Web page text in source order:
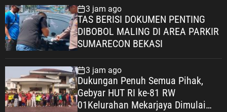
Tanah
3 jam ago
TAS BERISI DOKUMEN PENTING
DIBOBOL MALING DI AREA PARKIR
SUMARECON BEKASI
3 jam ago
Dukungan Penuh Semua Pihak,
Gebyar HUT RI ke-81 RW
01Kelurahan Mekarjaya Dimulai